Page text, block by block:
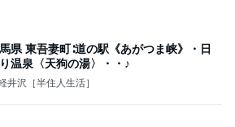
県 東吾妻町∶道の駅《あがつま峡》・日
温泉〈天狗の湯〉・・♪
井沢［半住人生活］